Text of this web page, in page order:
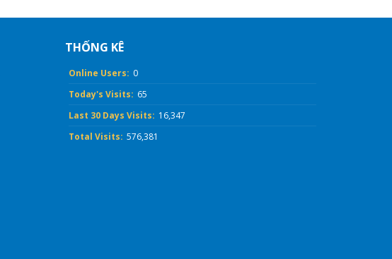
THỐNG KÊ
Online Users: 0
Today's Visits: 65
Last 30 Days Visits: 16,347
Total Visits: 576,381